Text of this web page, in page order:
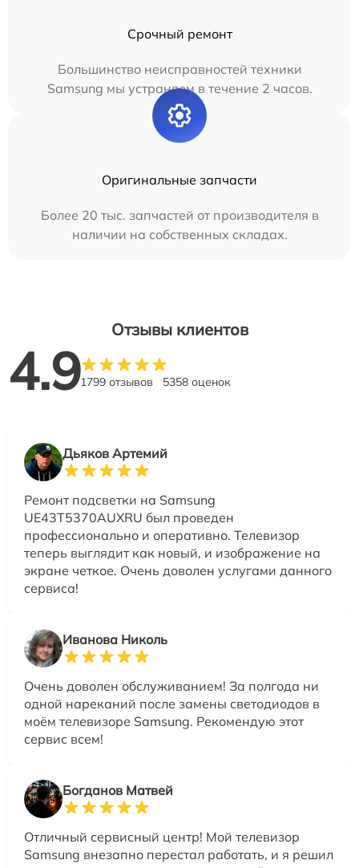
Срочный ремонт
Большинство неисправностей техники
Samsung мы устраняем в течение 2 часов.
Оригинальные запчасти
Более 20 тыс. запчастей от производителя в
наличии на собственных складах.
Отзывы клиентов
4.91799 отзывов 5358 оценок
Дьяков Артемий
Ремонт подсветки на Samsung
UE43T5370AUXRU был проведен
профессионально и оперативно. Телевизор
теперь выглядит как новый, и изображение на
экране четкое. Очень доволен услугами данного
сервиса!
Иванова Николь
Очень доволен обслуживанием! За полгода ни
одной нареканий после замены светодиодов в
моём телевизоре Samsung. Рекомендую этот
сервис всем!
Богданов Матвей
Отличный сервисный центр! Мой телевизор
Samsung внезапно перестал работать, и я решил